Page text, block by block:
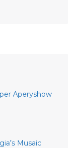
Aperyshow
Musaic